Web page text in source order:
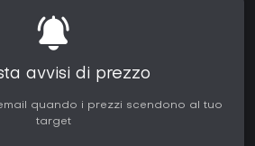
avvisi di prezzo
quando i prezzi scendono al tuo
target